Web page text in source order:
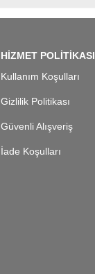
HİZMET POLİTİKASI
Kullanım Koşulları
Gizlilik Politikası
Güvenli Alışveriş
İade Koşulları